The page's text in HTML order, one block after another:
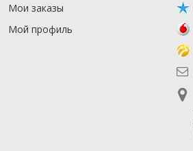
Мои заказы
Мой профиль